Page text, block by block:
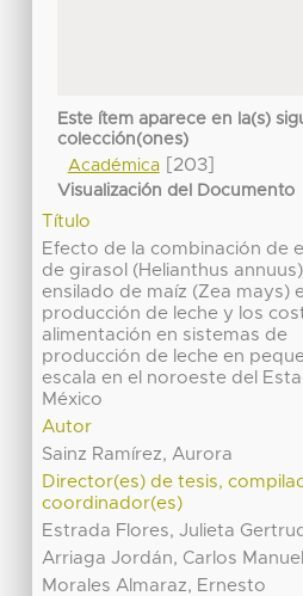
Este ítem aparece en la(s)
colección(ones)
Académica[203]
Visualización del Documento
Título
Efecto de la combinación de
de girasol (Helianthus
ensilado de maíz (Zea mays)
producción de leche y los
alimentación en sistemas de
producción de leche en
escala en el noroeste del
México
Autor
Sainz Ramírez, Aurora
Director(es) de tesis,
coordinador(es)
Estrada Flores, Julieta
Arriaga Jordán, Carlos Manuel
Morales Almaraz, Ernesto